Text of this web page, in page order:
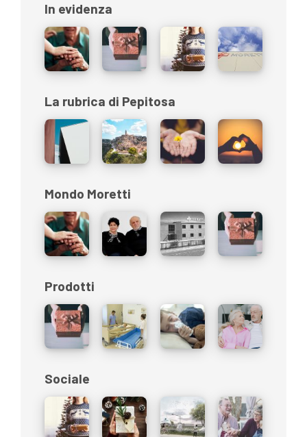
In evidenza
La rubrica di Pepitosa
Mondo Moretti
Prodotti
Sociale